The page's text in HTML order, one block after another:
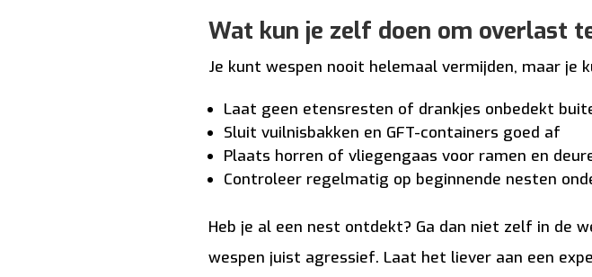
Wat kun je zelf doen om overlast
Je kunt wespen nooit helemaal vermijden, maar je
Laat geen etensresten of drankjes onbedekt
Sluit vuilnisbakken en GFT-containers goed af
Plaats horren of vliegengaas voor ramen en
Controleer regelmatig op beginnende nesten
Heb je al een nest ontdekt? Ga dan niet zelf in de
wespen juist agressief. Laat het liever aan een